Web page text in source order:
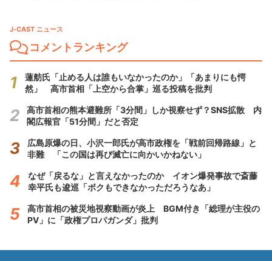
J-CAST ニュース
コメントランキング
蓮舫氏「止める人は誰もいなかったのか」「あまりにも愕
然」 高市首相「上空から合掌」巡る投稿を批判
高市首相の熊本避難所「3分間」しか視察せず？SNS拡散 内
閣広報官「51分間」だと否定
広島原爆の日、小沢一郎氏が高市政権を「戦前回帰路線」と
非難 「この国は再び滅亡に向かいかねない」
なぜ「戻るな」と言えなかったのか イオン爆発事故で斎藤
幸平氏も逡巡「ボクもできなかっただろうなあ」
高市首相の被災地視察動画が炎上 BGM付き「総理が主役の
PV」に「政権プロパガンダ」批判